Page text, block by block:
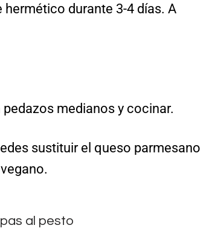
durante 3-4 días. A
medianos y cocinar.
sustituir el queso parmesano